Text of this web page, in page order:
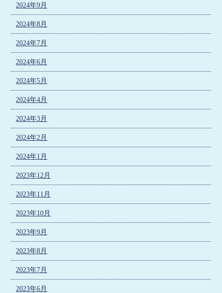
2024年9月
2024年8月
2024年7月
2024年6月
2024年5月
2024年4月
2024年3月
2024年2月
2024年1月
2023年12月
2023年11月
2023年10月
2023年9月
2023年8月
2023年7月
2023年6月